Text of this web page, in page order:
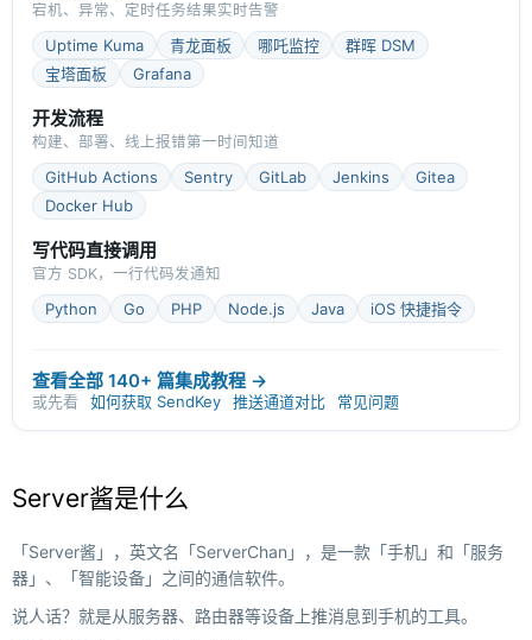
宕机、异常、定时任务结果实时告警
Uptime Kuma 青龙面板 哪吒监控
群晖 DSM
宝塔面板
Grafana
开发流程
构建、部署、线上报错第一时间知道
GitHub Actions Sentry GitLab Jenkins
Gitea
Docker Hub
写代码直接调用
官方 SDK，一行代码发通知
Python Go PHP Node.js Java iOS 快捷指令
查看全部 140+ 篇集成教程 →
或先看 如何获取 SendKey 推送通道对比 常见问题
Server酱是什么
「Server酱」，英文名「ServerChan」，是一款「手机」和「服务
器」、「智能设备」之间的通信软件。
说人话？就是从服务器、路由器等设备上推消息到手机的工具。